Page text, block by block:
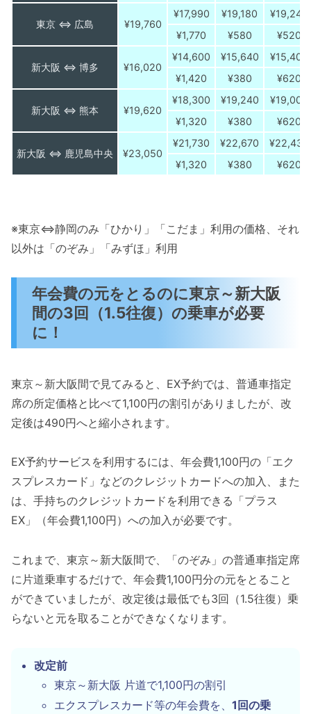
東京 ⇔ 広島 ¥19,760
¥17,990 ¥19,180
¥19,240
¥1,770
¥580 ¥520
新大阪 ⇔ 博多 ¥16,020
¥14,600 ¥15,640
¥15,400
¥1,420
¥380 ¥620
新大阪 ⇔ 熊本 ¥19,620
¥18,300 ¥19,240
¥19,000
¥1,320
¥380 ¥620
新大阪 ⇔ 鹿児島中央 ¥23,050
¥21,730 ¥22,670
¥22,430
¥1,320
¥380 ¥620
※東京⇔静岡のみ「ひかり」「こだま」利用の価格、それ
以外は「のぞみ」「みずほ」利用
年会費の元をとるのに東京～新大阪
間の3回（1.5往復）の乗車が必要
に！
東京～新大阪間で見てみると、EX予約では、普通車指定
席の所定価格と比べて1,100円の割引がありましたが、改
定後は490円へと縮小されます。
EX予約サービスを利用するには、年会費1,100円の「エク
スプレスカード」などのクレジットカードへの加入、また
は、手持ちのクレジットカードを利用できる「プラス
EX」（年会費1,100円）への加入が必要です。
これまで、東京～新大阪間で、「のぞみ」の普通車指定席
に片道乗車するだけで、年会費1,100円分の元をとること
ができていましたが、改定後は最低でも3回（1.5往復）乗
らないと元を取ることができなくなります。
改定前
東京～新大阪 片道で1,100円の割引
エクスプレスカード等の年会費を、1回の乗